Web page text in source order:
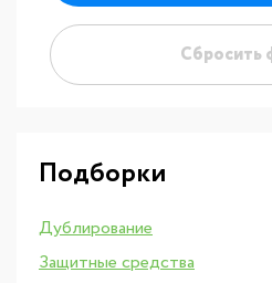
Сбросить
Подборки
Дублирование
Защитные средства